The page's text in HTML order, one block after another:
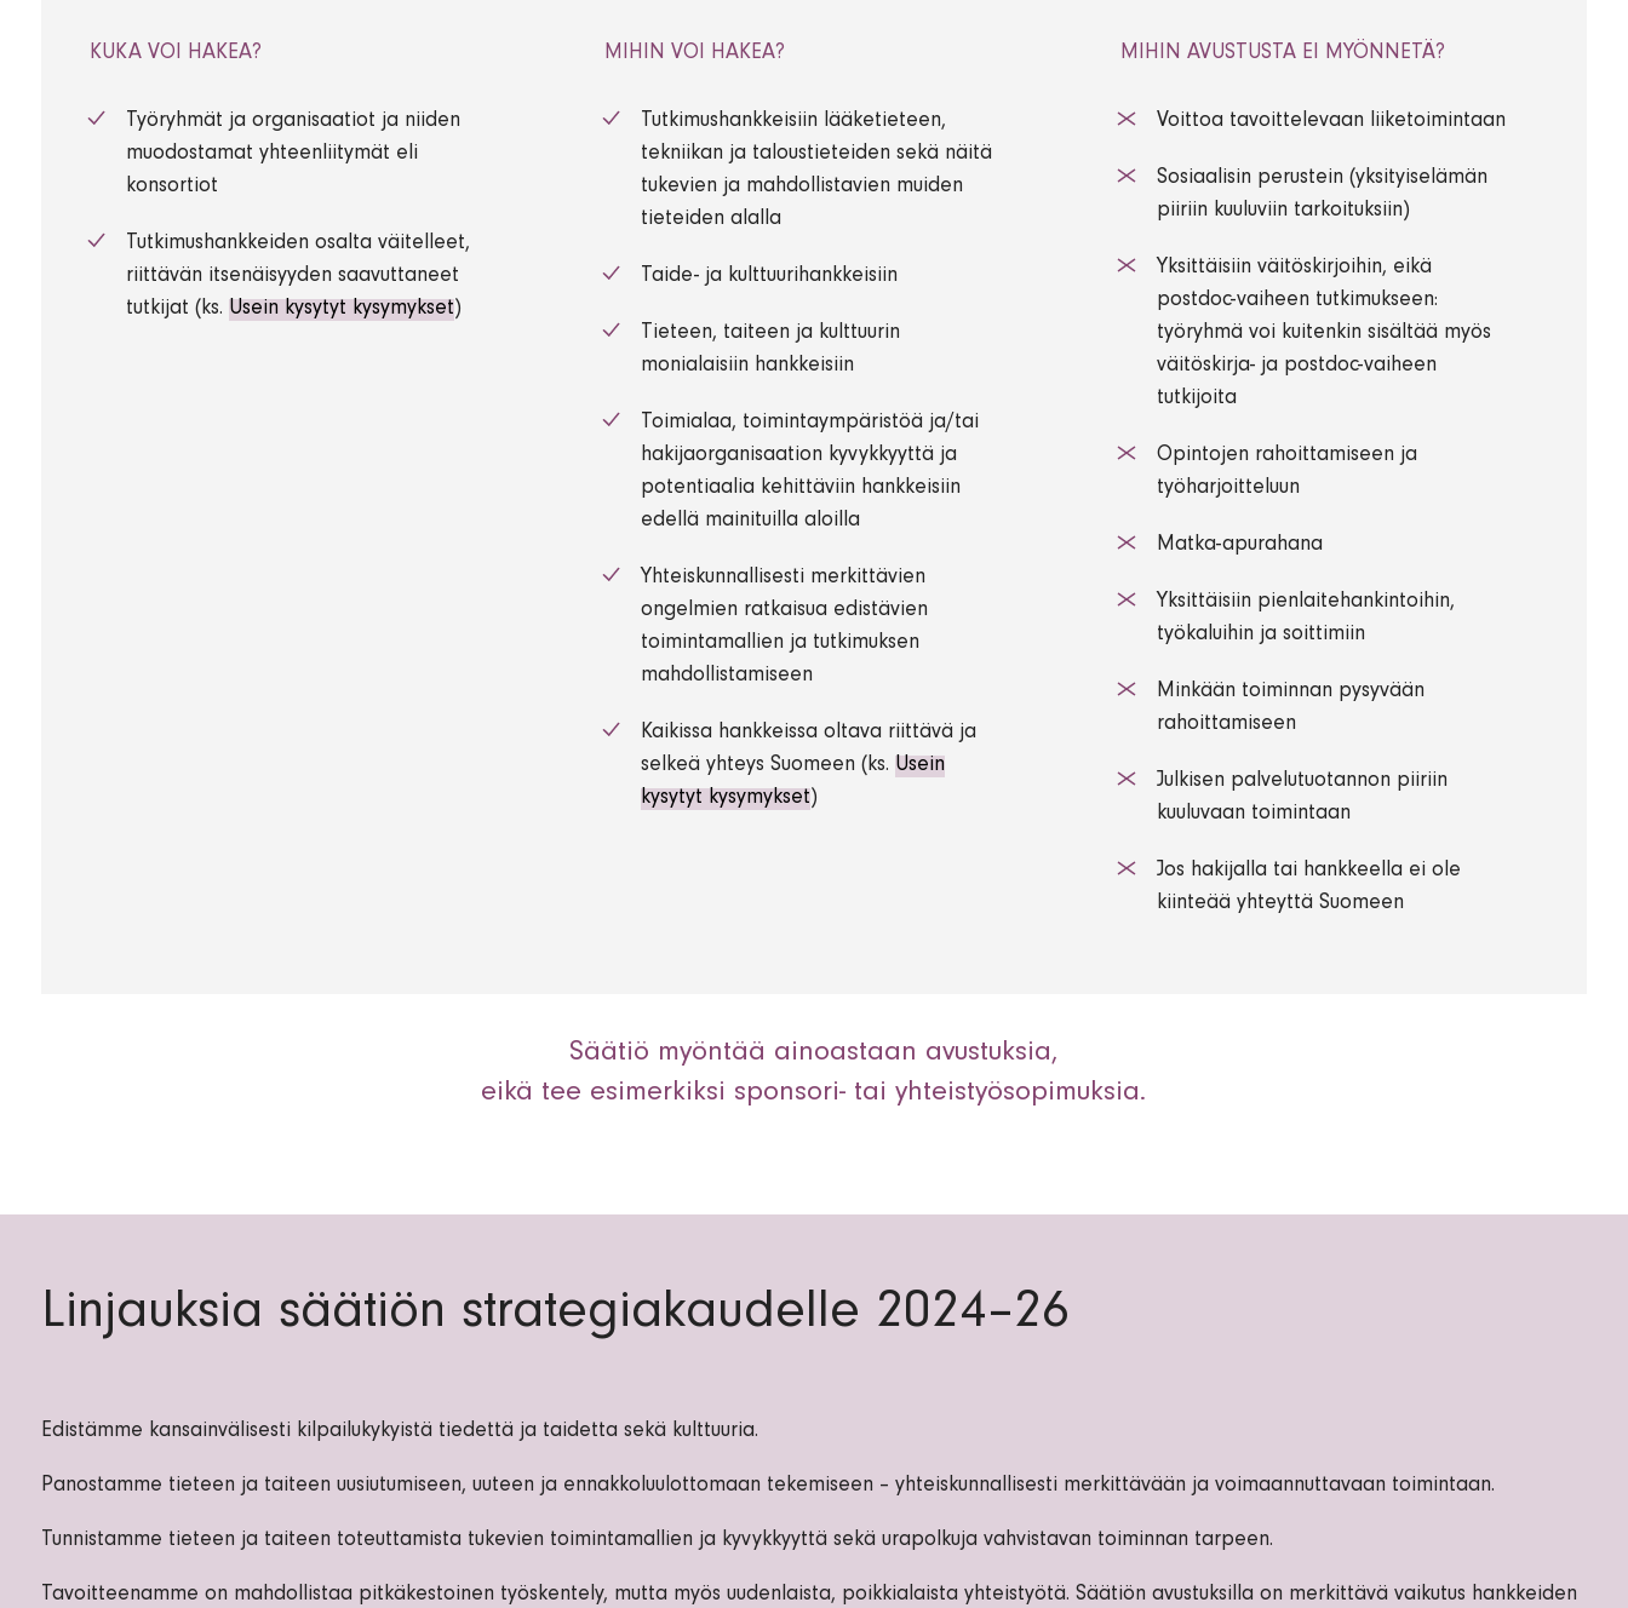
KUKA VOI HAKEA?
Työryhmät ja organisaatiot ja niiden
muodostamat yhteenliitymät eli
konsortiot
Tutkimushankkeiden osalta väitelleet,
riittävän itsenäisyyden saavuttaneet
tutkijat (ks. Usein kysytyt kysymykset)
MIHIN VOI HAKEA?
Tutkimushankkeisiin lääketieteen,
tekniikan ja taloustieteiden sekä näitä
tukevien ja mahdollistavien muiden
tieteiden alalla
Taide- ja kulttuurihankkeisiin
Tieteen, taiteen ja kulttuurin
monialaisiin hankkeisiin
Toimialaa, toimintaympäristöä ja/tai
hakijaorganisaation kyvykkyyttä ja
potentiaalia kehittäviin hankkeisiin
edellä mainituilla aloilla
Yhteiskunnallisesti merkittävien
ongelmien ratkaisua edistävien
toimintamallien ja tutkimuksen
mahdollistamiseen
Kaikissa hankkeissa oltava riittävä ja
selkeä yhteys Suomeen (ks. Usein
kysytyt kysymykset)
MIHIN AVUSTUSTA EI MYÖNNETÄ?
Voittoa tavoittelevaan liiketoimintaan
Sosiaalisin perustein (yksityiselämän
piiriin kuuluviin tarkoituksiin)
Yksittäisiin väitöskirjoihin, eikä
postdoc-vaiheen tutkimukseen:
työryhmä voi kuitenkin sisältää myös
väitöskirja- ja postdoc-vaiheen
tutkijoita
Opintojen rahoittamiseen ja
työharjoitteluun
Matka-apurahana
Yksittäisiin pienlaitehankintoihin,
työkaluihin ja soittimiin
Minkään toiminnan pysyvään
rahoittamiseen
Julkisen palvelutuotannon piiriin
kuuluvaan toimintaan
Jos hakijalla tai hankkeella ei ole
kiinteää yhteyttä Suomeen
Säätiö myöntää ainoastaan avustuksia,
eikä tee esimerkiksi sponsori- tai yhteistyösopimuksia.
Linjauksia säätiön strategiakaudelle 2024–26
Edistämme kansainvälisesti kilpailukykyistä tiedettä ja taidetta sekä kulttuuria.
Panostamme tieteen ja taiteen uusiutumiseen, uuteen ja ennakkoluulottomaan tekemiseen – yhteiskunnallisesti merkittävään ja voimaannuttavaan toimintaan.
Tunnistamme tieteen ja taiteen toteuttamista tukevien toimintamallien ja kyvykkyyttä sekä urapolkuja vahvistavan toiminnan tarpeen.
Tavoitteenamme on mahdollistaa pitkäkestoinen työskentely, mutta myös uudenlaista, poikkialaista yhteistyötä. Säätiön avustuksilla on merkittävä vaikutus hankkeiden